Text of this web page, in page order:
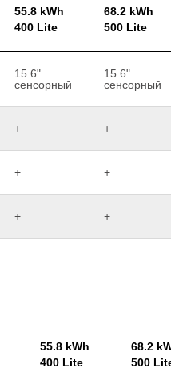
55.8 kWh
400 Lite
68.2 kWh
500 Lite
15.6"
сенсорный
15.6"
сенсорный
+ +
+ +
+ +
55.8 kWh
400 Lite
68.2 kWh
500 Lite